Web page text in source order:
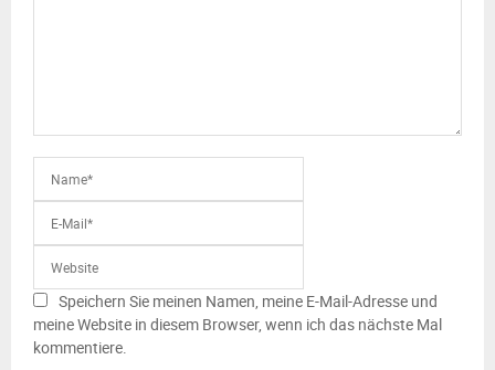
Speichern Sie meinen Namen, meine E-Mail-Adresse und
meine Website in diesem Browser, wenn ich das nächste Mal
kommentiere.